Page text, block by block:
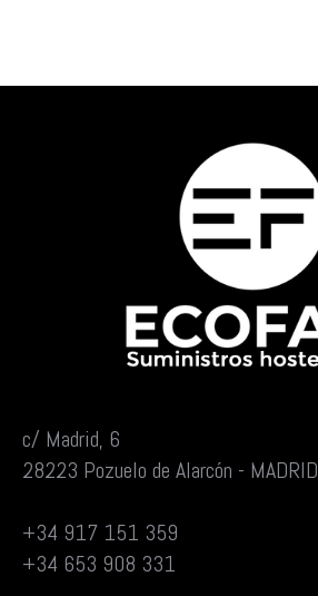
c/ Madrid, 6
28223 Pozuelo de Alarcón - MADRID
+34 917 151 359
+34 653 908 331